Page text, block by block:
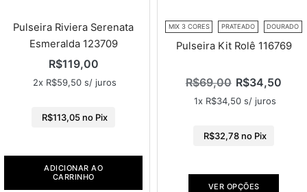
Pulseira Riviera Serenata
Esmeralda 123709
R$119,00
2x R$59,50s/ juros
R$113,05 no Pix
ADICIONAR AO
CARRINHO
MIX 3 CORES PRATEADO DOURADO
Pulseira Kit Rolê 116769
R$69,00 R$34,50
1x R$34,50s/ juros
R$32,78 no Pix
VER OPÇÕES